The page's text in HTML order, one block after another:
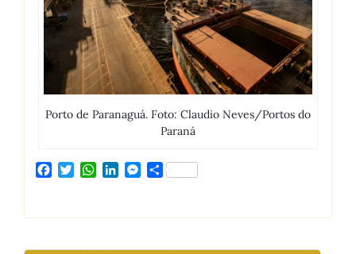
Porto de Paranaguá. Foto: Claudio Neves/Portos do
Paraná
Facebook
TwitterWhatsApp
LinkedInMessenger
Share